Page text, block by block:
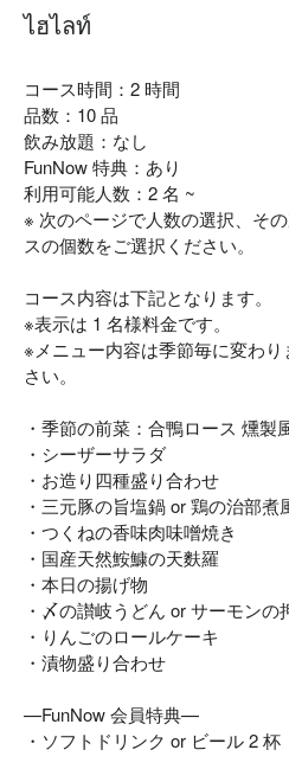
ไฮไลท์
コース時間：2 時間
品数：10 品
飲み放題：なし
FunNow 特典：あり
利用可能人数：2 名 ~
※ 次のページで人数の選択、そ
スの個数をご選択ください。
コース内容は下記となります。
※表示は 1 名様料金です。
※メニュー内容は季節毎に変わ
さい。
・季節の前菜：合鴨ロース 燻製
・シーザーサラダ
・お造り四種盛り合わせ
・三元豚の旨塩鍋 or 鶏の治部煮
・つくねの香味肉味噌焼き
・国産天然鮟鱇の天麩羅
・本日の揚げ物
・〆の讃岐うどん or サーモンの
・りんごのロールケーキ
・漬物盛り合わせ
—FunNow 会員特典—
・ソフトドリンク or ビール 2 杯